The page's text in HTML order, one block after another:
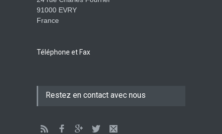
der apostasie-Rhéma-
91000 EVRY
France
Téléphone et Fax
Restez en contact avec nous